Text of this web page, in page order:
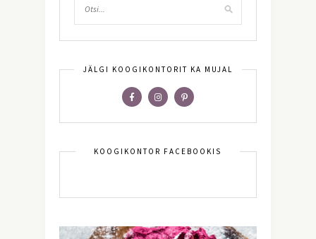
JÄLGI KOOGIKONTORIT KA MUJAL
KOOGIKONTOR FACEBOOKIS